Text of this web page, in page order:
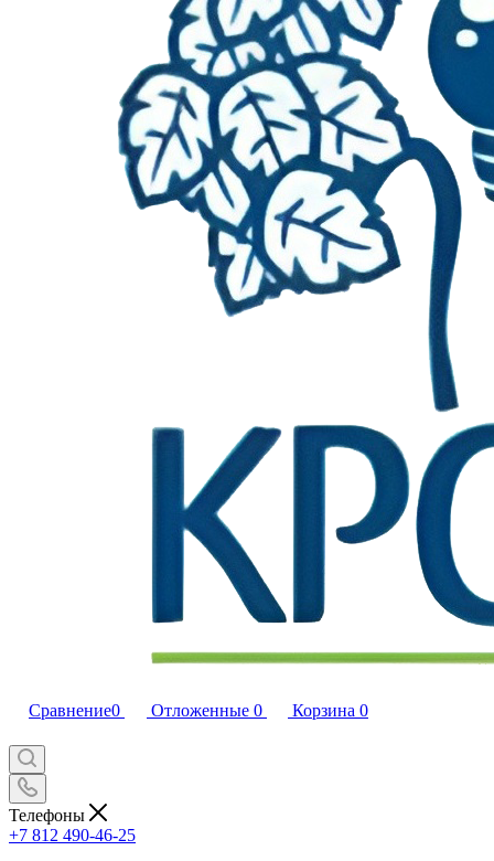
Сравнение0 Отложенные 0 Корзина 0
Телефоны
+7 812 490-46-25